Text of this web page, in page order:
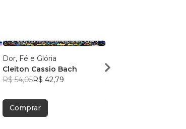
Dor, Fé e Glória
Cleiton Cassio Bach
R$ 54,05R$ 42,79
Comprar
Ministério Batista